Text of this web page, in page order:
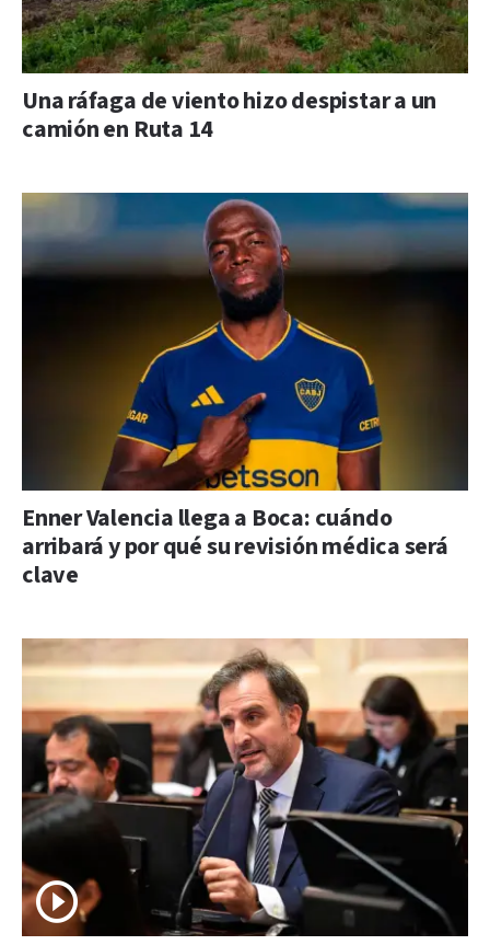
Una ráfaga de viento hizo despistar a un
camión en Ruta 14
Enner Valencia llega a Boca: cuándo
arribará y por qué su revisión médica será
clave